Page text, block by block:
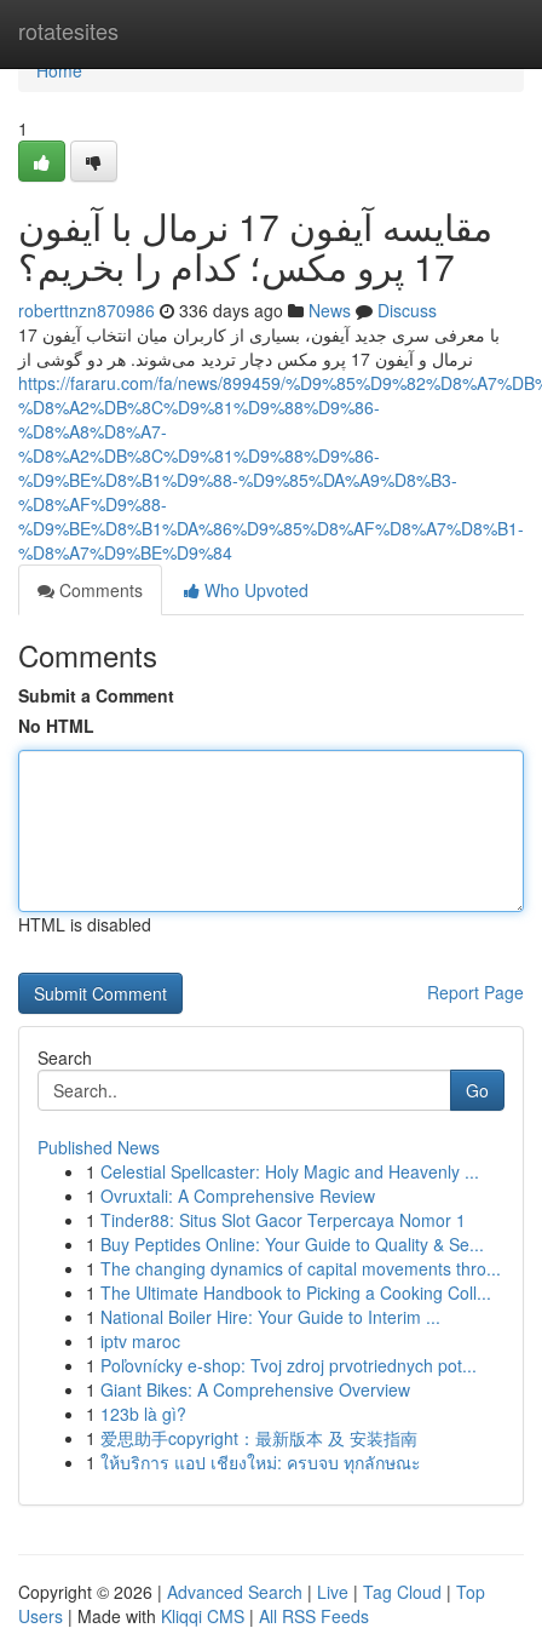
rotatesites
Home
Home
1
مقایسه آیفون 17 نرمال با آیفون
17 پرو مکس؛ کدام را بخریم؟
roberttnzn870986 336 days ago News
Discuss
با معرفی سری جدید آیفون، بسیاری از کاربران میان انتخاب آیفون 17
نرمال و آیفون 17 پرو مکس دچار تردید می‌شوند. هر دو گوشی از
https://fararu.com/fa/news/899459/
%D8%A2%DB%8C%D9%81%D9%88%D9%86-
%D8%A8%D8%A7-
%D8%A2%DB%8C%D9%81%D9%88%D9%86-
%D9%BE%D8%B1%D9%88-%D9%85%DA%A9%D8%B3-
%D8%AF%D9%88-
%D9%BE%D8%B1%DA%86%D9%85%D8%AF%D8%A7%D8%B1-
%D8%A7%D9%BE%D9%84
Comments
Who Upvoted
Comments
Submit a Comment
No HTML
HTML is disabled
Report Page
Search
Go
Published News
1 Celestial Spellcaster: Holy Magic and Heavenly ...
1 Ovruxtali: A Comprehensive Review
1 Tinder88: Situs Slot Gacor Terpercaya Nomor 1
1 Buy Peptides Online: Your Guide to Quality & Se...
1 The changing dynamics of capital movements thro...
1 The Ultimate Handbook to Picking a Cooking Coll...
1 National Boiler Hire: Your Guide to Interim ...
1 iptv maroc
1 Poľovnícky e-shop: Tvoj zdroj prvotriednych pot...
1 Giant Bikes: A Comprehensive Overview
1 123b là gì?
1 爱思助手copyright：最新版本 及 安装指南
1 ให้บริการ แอป เชียงใหม่: ครบจบ ทุกลักษณะ
Copyright © 2026 | Advanced Search | Live | Tag Cloud | Top
Users | Made with Kliqqi CMS | All RSS Feeds